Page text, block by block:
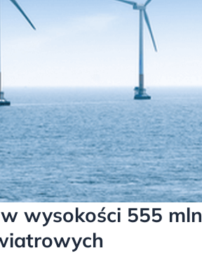
wysokości 555 mln